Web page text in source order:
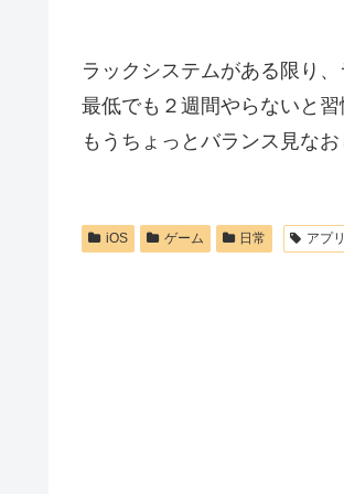
ラックシステムがある限り
最低でも２週間やらないと
もうちょっとバランス見な
iOS ゲーム 日常 アプリ